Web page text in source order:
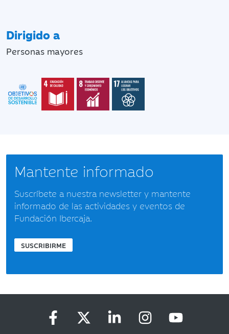
Dirigido a
Personas mayores
Mantente informado
Suscríbete a nuestra newsletter y mantente
informado de las actividades y eventos de
Fundación Ibercaja.
SUSCRIBIRME